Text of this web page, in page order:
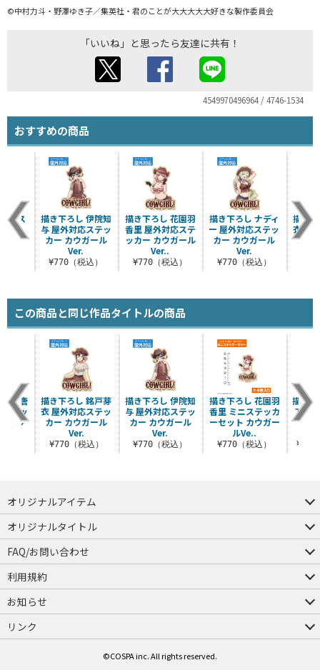
©中村力斗・野澤ゆき子／集英社・君のことが大大大大大好きな製作委員会
「いいね」と思ったら友達に共有！
4549970496964 / 4746-1534
おすすめの商品
描き下ろし 花園羽
香里 屋外対応ステ
ッカー カウガール
Ver..
¥770（税込）
描き下ろし ナディ
ー 屋外対応ステッ
カー カウガール
Ver.
¥770（税込）
描き
衣 屋
カー
ース
プ
描き下ろし 伊院知
与 屋外対応ステッ
カー カウガール
Ver.
¥770（税込）
この商品と同じ作品タイトルの商品
描き下ろし 伊院知
与 屋外対応ステッ
カー カウガール
Ver.
¥770（税込）
描き下ろし 花園羽
香里 ミニステッカ
ーセット カウガー
ルVe..
¥770（税込）
描き下
アク
（大
田唐
テッ
ール
描き下ろし 銘戸芽
衣 屋外対応ステッ
カー カウガール
Ver.
¥770（税込）
オリジナルアイテム
つままれ
つかまれ
ピョコッテ
オリジナルタイトル
アイテムヤ
ミスカトニック大學購買部
FAQ/お問い合わせ
FAQ
お問い合わせ
利用規約
会員規約・ポイント規約
特定商取引法に関する表示
プライバシーポリシー
お知らせ
店舗情報
採用情報
発売日変更のお知らせ
販売代理店・取扱店募集
海外のご案内（English）
リンク
©COSPA inc. All rights reserved.